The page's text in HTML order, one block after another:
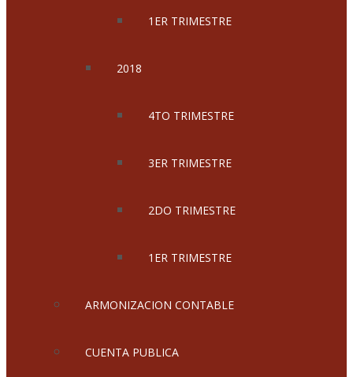
1ER TRIMESTRE
2018
4TO TRIMESTRE
3ER TRIMESTRE
2DO TRIMESTRE
1ER TRIMESTRE
ARMONIZACION CONTABLE
CUENTA PUBLICA